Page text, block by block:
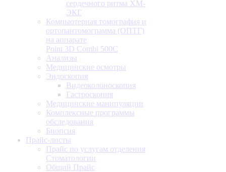
сердечного ритма ХМ-
ЭКГ
Компьютерная томография и
ортопантомограмма (ОПТГ)
на аппарате
Point 3D Combi 500C
Анализы
Медицинские осмотры
Эндоскопия
Видеоколоноскопия
Гастроскопия
Медицинские манипуляции
Комплексные программы
обследования
Биопсия
Прайс-листы
Прайс по услугам отделения
Стоматологии
Общий Прайс